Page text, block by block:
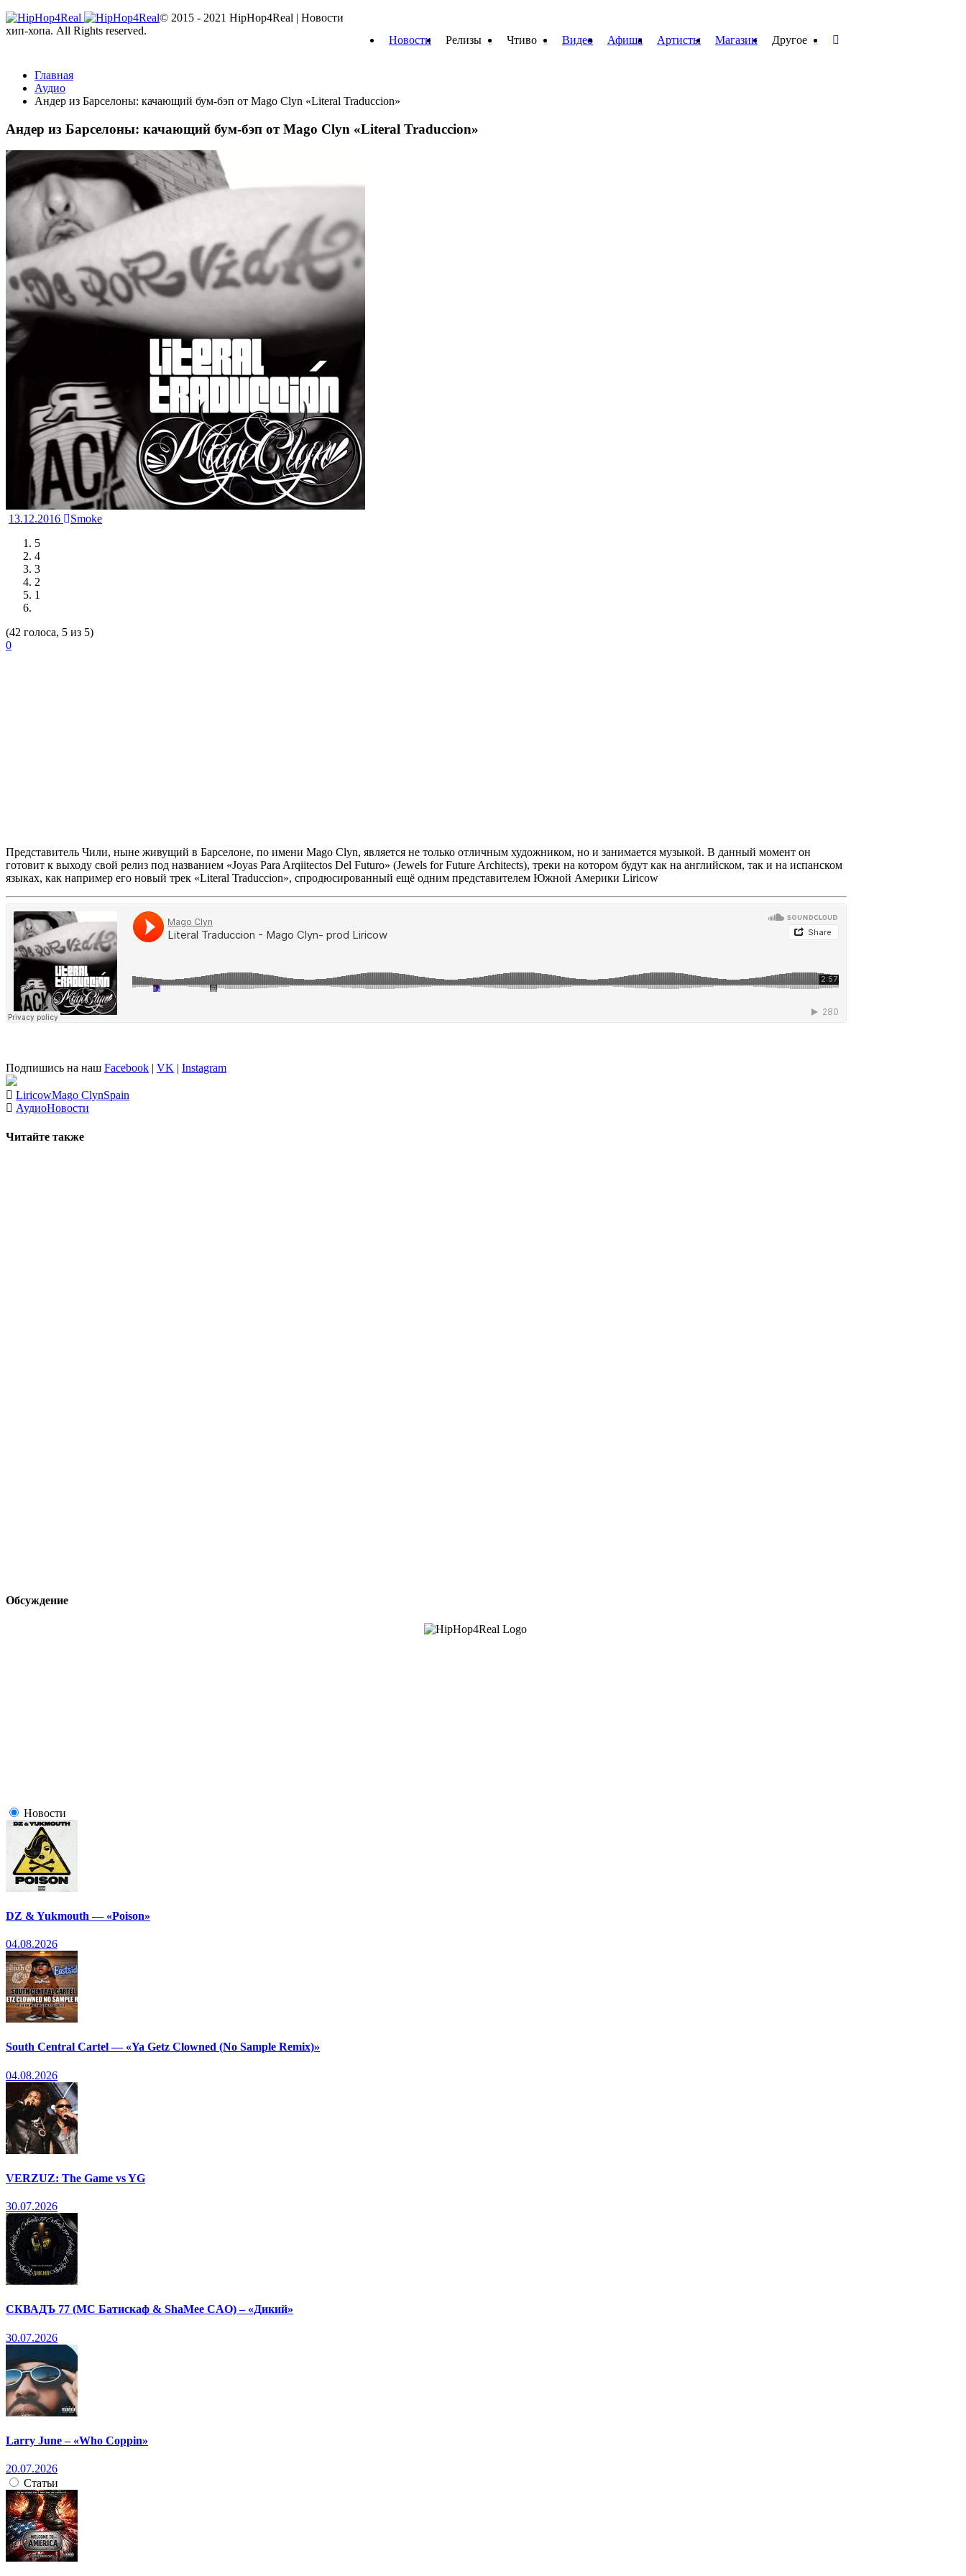
Новости Релизы Чтиво Видео Афиша Артисты Магазин Другое
Главная
Аудио
Андер из Барселоны: качающий бум-бэп от Mago Clyn «Literal Traduccion»
Андер из Барселоны: качающий бум-бэп от Mago Clyn «Literal Traduccion»
13.12.2016
Smoke
5
4
3
2
1
(42 голоса, 5 из 5)
0
Представитель Чили, ныне живущий в Барселоне, по имени Mago Clyn, является не только отличным художником, но и занимается музыкой. В данный момент он
готовит к выходу свой релиз под названием «Joyas Para Arqiitectos Del Futuro» (Jewels for Future Architects), треки на котором будут как на английском, так и на испанском
языках, как например его новый трек «Literal Traduccion», спродюсированный ещё одним представителем Южной Америки Liricow
Подпишись на наш Facebook | VK | Instagram
LiricowMago ClynSpain
АудиоНовости
Читайте также
Обсуждение
Новости
DZ & Yukmouth — «Poison»
04.08.2026
South Central Cartel — «Ya Getz Clowned (No Sample Remix)»
04.08.2026
VERZUZ: The Game vs YG
30.07.2026
СКВАДЪ 77 (МС Батискаф & ShaMee CAO) – «Дикий»
30.07.2026
Larry June – «Who Coppin»
20.07.2026
Статьи
© 2015 - 2021 HipHop4Real | Новости
хип-хопа. All Rights reserved.